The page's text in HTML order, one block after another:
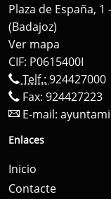
Plaza de España,
(Badajoz)
Ver mapa
CIF: P0615400I
Telf.: 924427000
Fax: 924427223
E-mail:
Enlaces
Inicio
Contacte